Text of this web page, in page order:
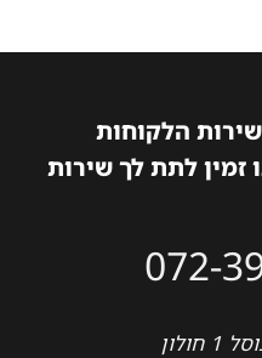
הלקוחות
זמין לתת לך שירות
072-